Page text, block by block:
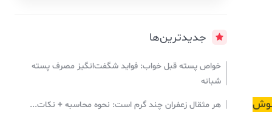
جدیدترین‌ها
خواص پسته قبل خواب: فواید شگفت‌انگیز مصرف پسته
شبانه
هر مثقال زعفران چند گرم است: نحوه محاسبه + نکات...